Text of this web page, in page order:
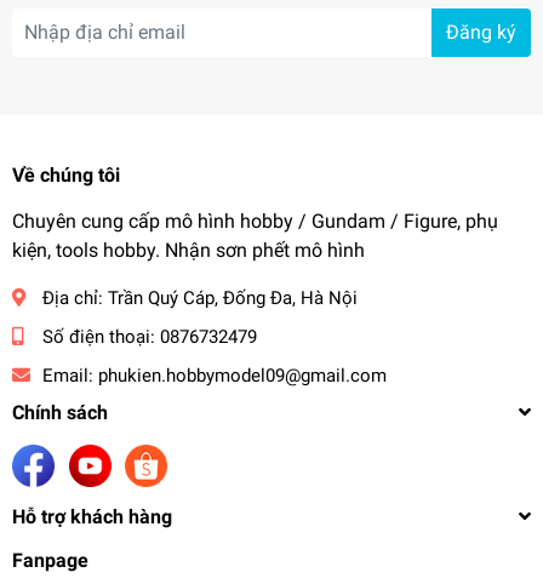
Đăng ký
Về chúng tôi
Chuyên cung cấp mô hình hobby / Gundam / Figure, phụ
kiện, tools hobby. Nhận sơn phết mô hình
Địa chỉ: Trần Quý Cáp, Đống Đa, Hà Nội
Số điện thoại: 0876732479
Email: phukien.hobbymodel09@gmail.com
Chính sách
Hỗ trợ khách hàng
Fanpage